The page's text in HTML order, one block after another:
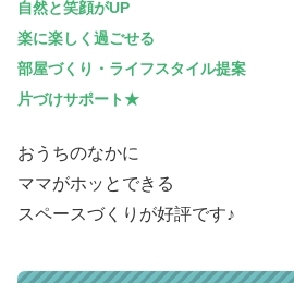
自然と笑顔がUP
楽に楽しく過ごせる
部屋づくり・ ライフスタイル提案
片づけサポート★
おうちのなかに
ママがホッとできる
スペースづくりが好評です♪